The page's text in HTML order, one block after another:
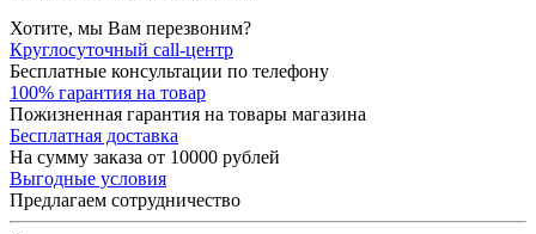
Хотите, мы Вам перезвоним?
Круглосуточный call-центр
Бесплатные консультации по телефону
100% гарантия на товар
Пожизненная гарантия на товары магазина
Бесплатная доставка
На сумму заказа от 10000 рублей
Выгодные условия
Предлагаем сотрудничество